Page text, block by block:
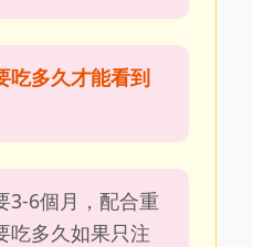
吃多久才能看到
3-6個月，配合重
吃多久如果只注